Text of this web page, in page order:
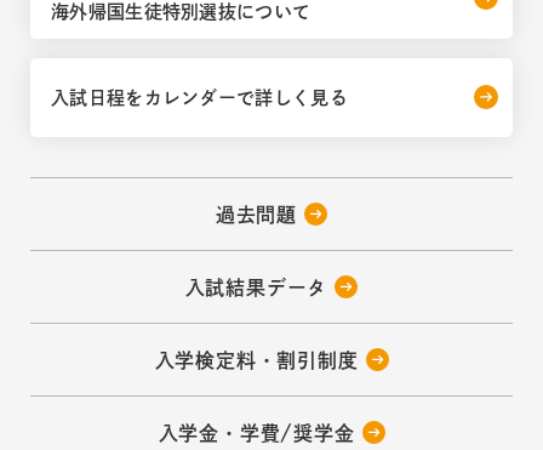
海外帰国生徒特別選抜について
入試日程をカレンダーで詳しく見る
過去問題
入試結果データ
入学検定料・割引制度
入学金・学費/奨学金